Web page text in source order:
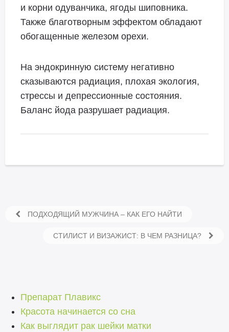
и корни одуванчика, ягоды шиповника.
Также благотворным эффектом обладают
обогащенные железом орехи.
На эндокринную систему негативно
сказываются радиация, плохая экология,
стрессы и депрессионные состояния.
Баланс йода разрушает радиация.
ПОДХОДЯЩИЙ МУЖЧИНА – КАК ЕГО НАЙТИ
СТИЛИСТ И ВИЗАЖИСТ: В ЧЕМ РАЗНИЦА?
Препарат Плавикс
Красота начинается со сна
Как выглядит рак шейки матки